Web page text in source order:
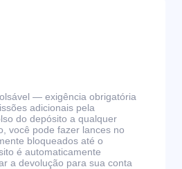
— exigência obrigatória
adicionais pela
do depósito a qualquer
você pode fazer lances no
bloqueados até o
é automaticamente
a devolução para sua conta